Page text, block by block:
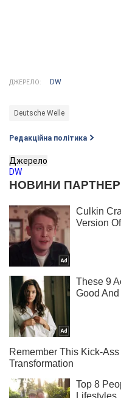
ДЖЕРЕЛО: DW
Deutsche Welle
Редакційна політика
Джерело
DW